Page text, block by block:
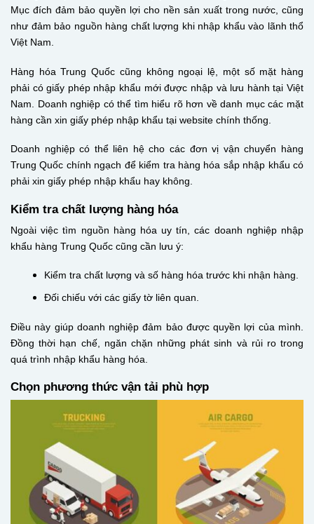
Mục đích đảm bảo quyền lợi cho nền sản xuất trong nước, cũng
như đảm bảo nguồn hàng chất lượng khi nhập khẩu vào lãnh thổ
Việt Nam.
Hàng hóa Trung Quốc cũng không ngoại lệ, một số mặt hàng
phải có giấy phép nhập khẩu mới được nhập và lưu hành tại Việt
Nam. Doanh nghiệp có thể tìm hiểu rõ hơn về danh mục các mặt
hàng cần xin giấy phép nhập khẩu tại website chính thống.
Doanh nghiệp có thể liên hệ cho các đơn vị vận chuyển hàng
Trung Quốc chính ngạch để kiểm tra hàng hóa sắp nhập khẩu có
phải xin giấy phép nhập khẩu hay không.
Kiểm tra chất lượng hàng hóa
Ngoài việc tìm nguồn hàng hóa uy tín, các doanh nghiệp nhập
khẩu hàng Trung Quốc cũng cần lưu ý:
Kiểm tra chất lượng và số hàng hóa trước khi nhận hàng.
Đối chiếu với các giấy tờ liên quan.
Điều này giúp doanh nghiệp đảm bảo được quyền lợi của mình.
Đồng thời hạn chế, ngăn chặn những phát sinh và rủi ro trong
quá trình nhập khẩu hàng hóa.
Chọn phương thức vận tải phù hợp